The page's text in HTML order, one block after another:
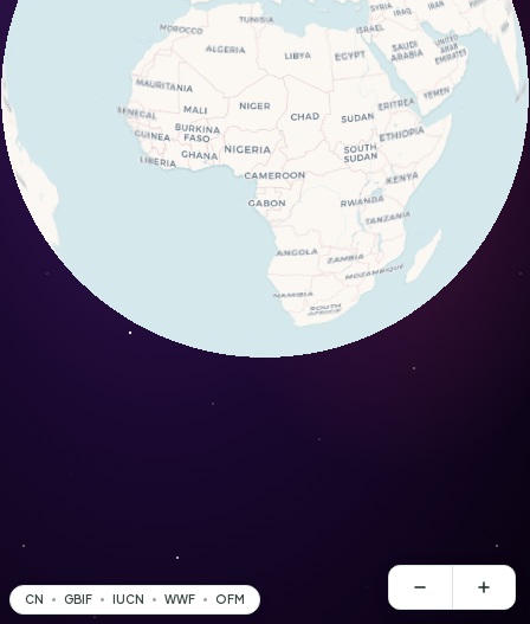
CN GBIF IUCN WWF OFM